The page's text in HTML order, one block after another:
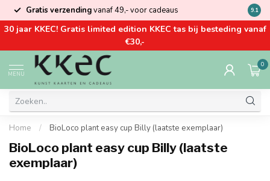
Gratis verzendingvanaf 49,- voor cadeaus Kom
9.1
30 jaar KKEC! Gratis limited edition KKEC tas bij besteding vanaf
€30,-
MENU
0
Home / BioLoco plant easy cup Billy (laatste exemplaar)
BioLoco plant easy cup Billy (laatste
exemplaar)